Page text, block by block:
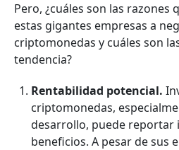
Pero, ¿cuáles son las razones
estas gigantes empresas a
criptomonedas y cuáles son
tendencia?
Rentabilidad potencial.
criptomonedas,
desarrollo, puede reportar
beneficios. A pesar de sus